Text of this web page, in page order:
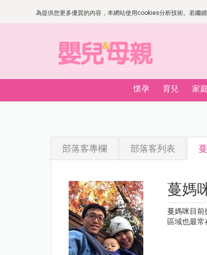
為提供您更多優質的內容，本網站使用cookies分析技術。若繼
懷孕 育兒 家庭
部落客專欄 部落客列表
蔓媽
蔓媽咪目前
區域也最常